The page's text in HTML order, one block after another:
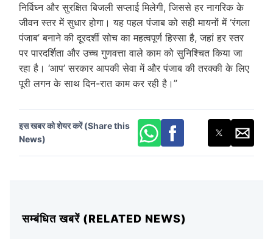
निर्विघ्न और सुरक्षित बिजली सप्लाई मिलेगी, जिससे हर नागरिक के
जीवन स्तर में सुधार होगा। यह पहल पंजाब को सही मायनों में ‘रंगला
पंजाब’ बनाने की दूरदर्शी सोच का महत्वपूर्ण हिस्सा है, जहां हर स्तर
पर पारदर्शिता और उच्च गुणवत्ता वाले काम को सुनिश्चित किया जा
रहा है। ‘आप’ सरकार आपकी सेवा में और पंजाब की तरक्की के लिए
पूरी लगन के साथ दिन-रात काम कर रही है।”
इस खबर को शेयर करें (Share this
News)
सम्बंधित खबरें (RELATED NEWS)